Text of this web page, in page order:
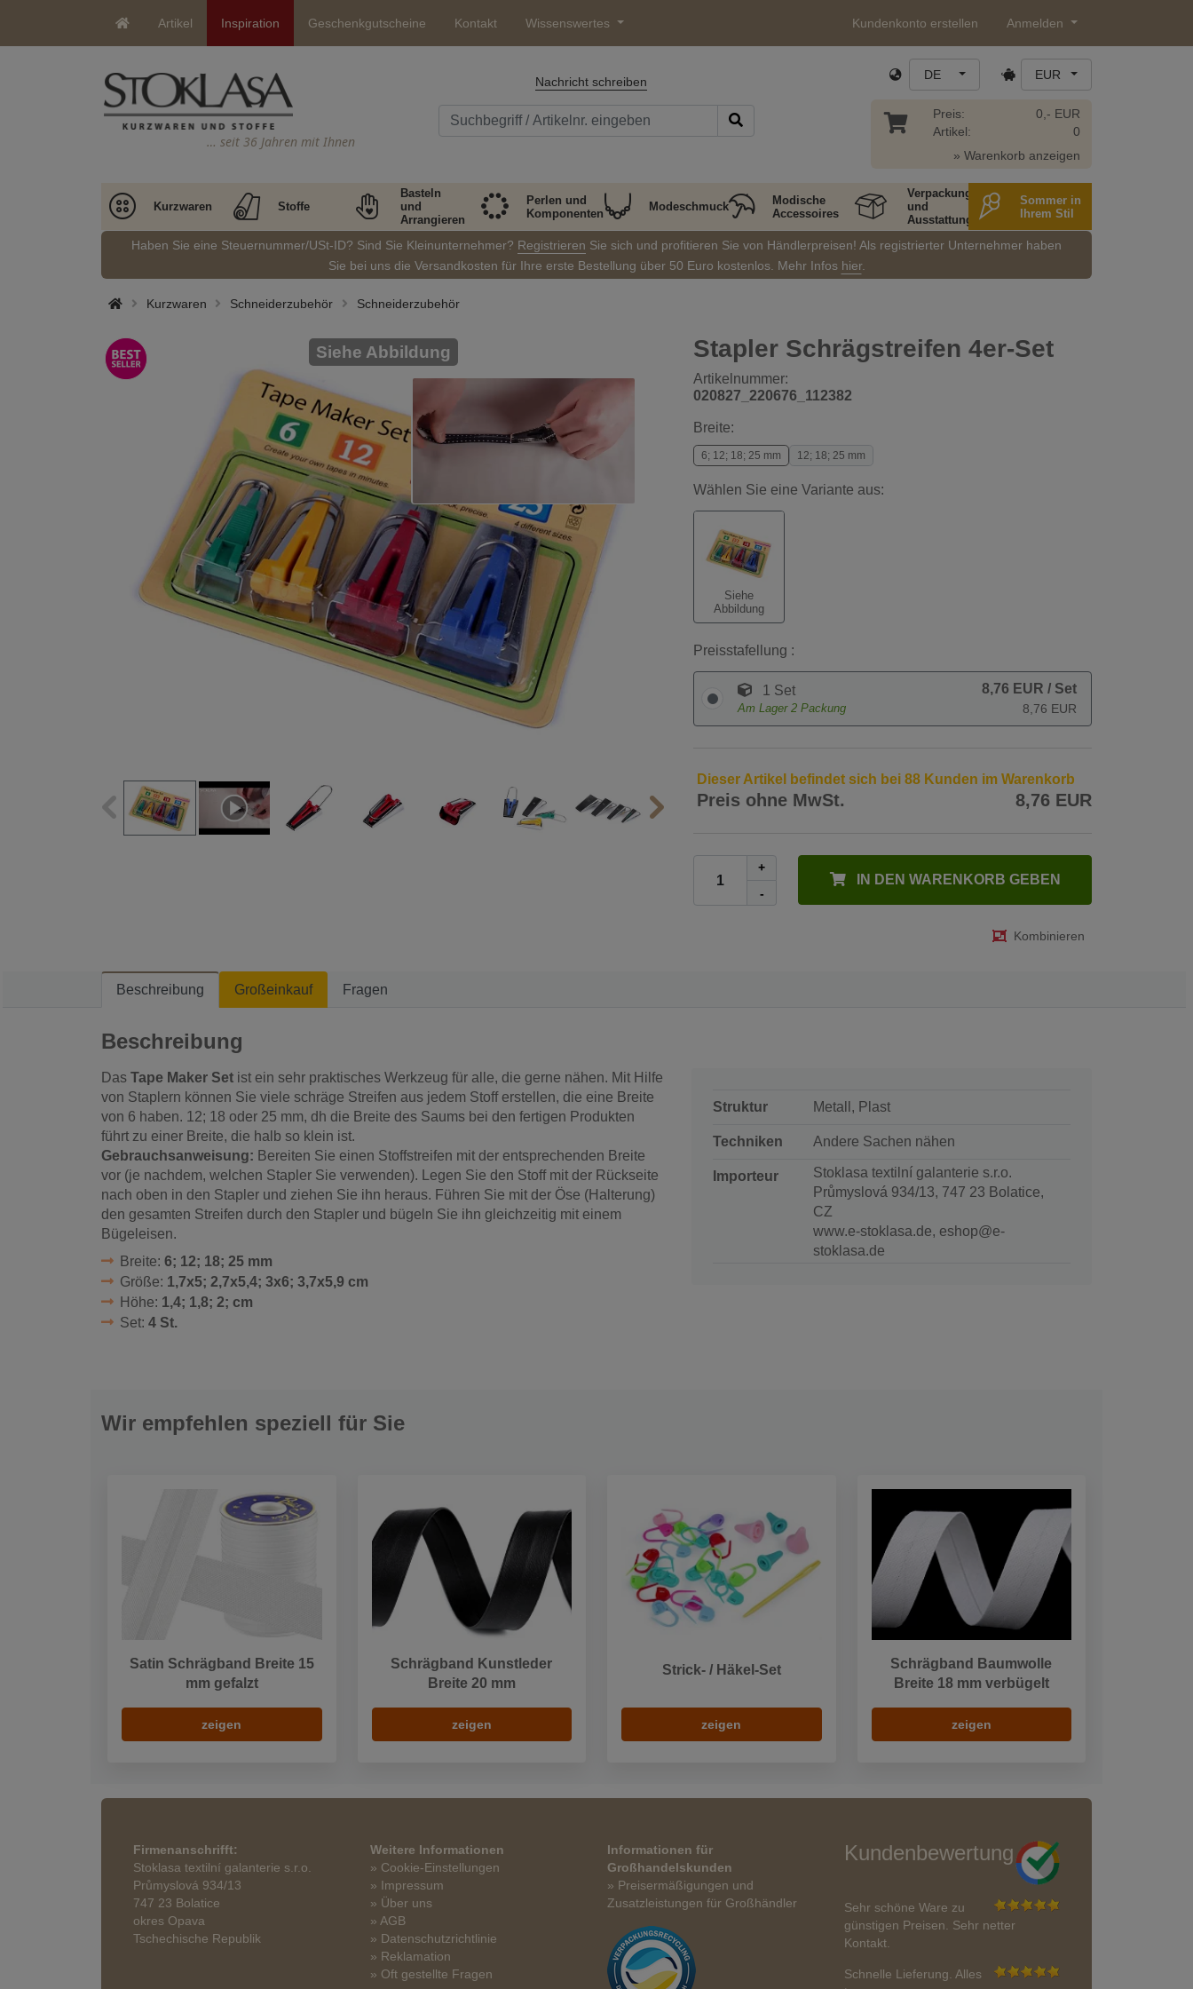
Artikel Inspiration Geschenkgutscheine Kontakt Wissenswertes Kundenkonto erstellen Anmelden
… seit 36 Jahren mit Ihnen
Nachricht schreiben DE EUR
Preis:
Artikel:
0,- EUR
0
» Warenkorb anzeigen
Kurzwaren Stoffe
Basteln
und
Arrangieren
Perlen und
Komponenten
Modeschmuck
Modische
Accessoires
Verpackung
und
Ausstattung
Sommer in
Ihrem Stil
Haben Sie eine Steuernummer/USt-ID? Sind Sie Kleinunternehmer? Registrieren Sie sich und profitieren Sie von Händlerpreisen! Als registrierter Unternehmer haben
Sie bei uns die Versandkosten für Ihre erste Bestellung über 50 Euro kostenlos. Mehr Infos hier.
Kurzwaren Schneiderzubehör Schneiderzubehör
Stapler Schrägstreifen 4er-Set
Artikelnummer:
020827_220676_112382
Siehe Abbildung
Breite:
6; 12; 18; 25 mm 12; 18; 25 mm
Wählen Sie eine Variante aus:
Siehe
Abbildung
Preisstafellung :
1 Set
Am Lager 2 Packung
8,76 EUR / Set
8,76 EUR
Dieser Artikel befindet sich bei 88 Kunden im Warenkorb
Preis ohne MwSt. 8,76 EUR
+
-
IN DEN WARENKORB GEBEN
Kombinieren
Beschreibung Großeinkauf Fragen
Beschreibung
Das Tape Maker Set ist ein sehr praktisches Werkzeug für alle, die gerne nähen. Mit Hilfe
von Staplern können Sie viele schräge Streifen aus jedem Stoff erstellen, die eine Breite
von 6 haben. 12; 18 oder 25 mm, dh die Breite des Saums bei den fertigen Produkten
führt zu einer Breite, die halb so klein ist.
Gebrauchsanweisung: Bereiten Sie einen Stoffstreifen mit der entsprechenden Breite
vor (je nachdem, welchen Stapler Sie verwenden). Legen Sie den Stoff mit der Rückseite
nach oben in den Stapler und ziehen Sie ihn heraus. Führen Sie mit der Öse (Halterung)
den gesamten Streifen durch den Stapler und bügeln Sie ihn gleichzeitig mit einem
Bügeleisen.
Breite: 6; 12; 18; 25 mm
Größe: 1,7x5; 2,7x5,4; 3x6; 3,7x5,9 cm
Höhe: 1,4; 1,8; 2; cm
Set: 4 St.
Struktur Metall, Plast
Techniken Andere Sachen nähen
Importeur
Stoklasa textilní galanterie s.r.o.
Průmyslová 934/13, 747 23 Bolatice,
CZ
www.e-stoklasa.de, eshop@e-
stoklasa.de
Wir empfehlen speziell für Sie
Satin Schrägband Breite 15
mm gefalzt
zeigen
Schrägband Kunstleder
Breite 20 mm
zeigen
Strick- / Häkel-Set
zeigen
Schrägband Baumwolle
Breite 18 mm verbügelt
zeigen
Firmenanschrifft:
Stoklasa textilní galanterie s.r.o.
Průmyslová 934/13
747 23 Bolatice
okres Opava
Tschechische Republik
Weitere Informationen
» Cookie-Einstellungen
» Impressum
» Über uns
» AGB
» Datenschutzrichtlinie
» Reklamation
» Oft gestellte Fragen
Informationen für
Großhandelskunden
» Preisermäßigungen und
Zusatzleistungen für Großhändler
Kundenbewertung
Sehr schöne Ware zu
günstigen Preisen. Sehr netter
Kontakt.
Schnelle Lieferung. Alles